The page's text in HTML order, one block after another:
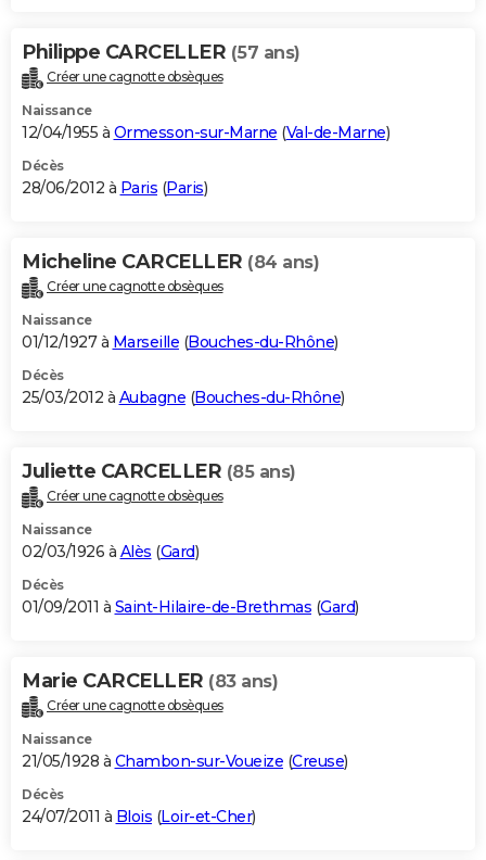
Philippe CARCELLER (57 ans)
Créer une cagnotte obsèques
Naissance
12/04/1955 à Ormesson-sur-Marne (Val-de-Marne)
Décès
28/06/2012 à Paris (Paris)
Micheline CARCELLER (84 ans)
Créer une cagnotte obsèques
Naissance
01/12/1927 à Marseille (Bouches-du-Rhône)
Décès
25/03/2012 à Aubagne (Bouches-du-Rhône)
Juliette CARCELLER (85 ans)
Créer une cagnotte obsèques
Naissance
02/03/1926 à Alès (Gard)
Décès
01/09/2011 à Saint-Hilaire-de-Brethmas (Gard)
Marie CARCELLER (83 ans)
Créer une cagnotte obsèques
Naissance
21/05/1928 à Chambon-sur-Voueize (Creuse)
Décès
24/07/2011 à Blois (Loir-et-Cher)